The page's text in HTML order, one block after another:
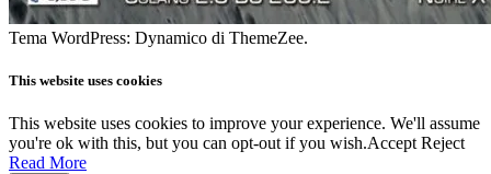
Tema WordPress: Dynamico di ThemeZee.
This website uses cookies
This website uses cookies to improve your experience. We'll assume
you're ok with this, but you can opt-out if you wish.Accept Reject
Read More